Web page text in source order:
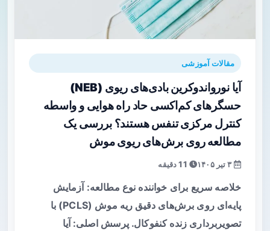
مقالات آموزشی
آیا نورواندوکرین بادی‌های ریوی (NEB)
حسگرهای کم‌اکسی حاد راه هوایی و واسطه
کنترل مرکزی تنفس هستند؟ بررسی یک
مطالعه روی برش‌های ریوی موش
خلاصه سریع برای خواننده نوع مطالعه: آزمایش
پایه‌ای روی برش‌های دقیق ریه موش (PCLS) با
تصویربرداری زنده کنفوکال. پرسش اصلی: آیا